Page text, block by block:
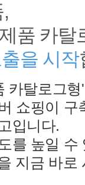
품 카탈
을 시작
카탈로그
쇼핑이 구
입니다.
를 높일 수
지금 바로